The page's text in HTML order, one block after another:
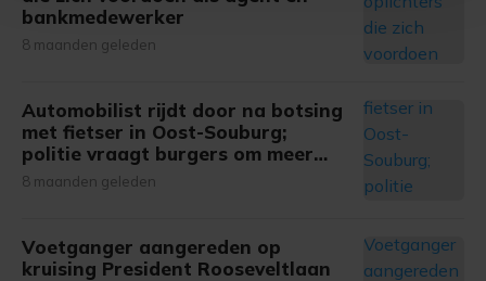
bezoek makkelijker en persoonlijker. Op
onze cookiepagina kun je ons cookiebeleid bekijken en je
bankmedewerker
8 maanden geleden
Automobilist rijdt door na botsing
met fietser in Oost-Souburg;
politie vraagt burgers om meer
informatie
8 maanden geleden
Voetganger aangereden op
kruising President Rooseveltlaan